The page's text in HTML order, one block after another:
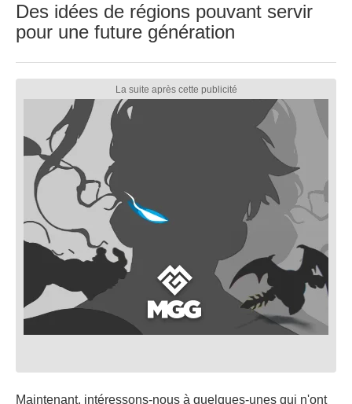
Des idées de régions pouvant servir
pour une future génération
Maintenant, intéressons-nous à quelques-unes qui n'ont